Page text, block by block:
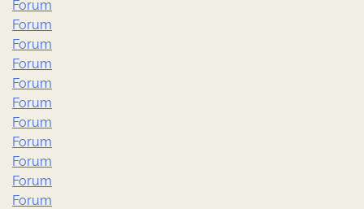
Forum
Forum
Forum
Forum
Forum
Forum
Forum
Forum
Forum
Forum
Forum